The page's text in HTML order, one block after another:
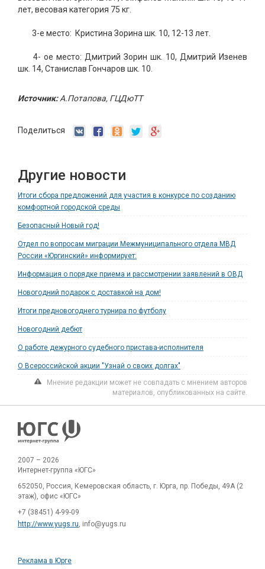
лет, весовая категория 75 кг.
3-е место: Кристина Зорина шк. 10, 12-13 лет.
4- ое место: Дмитрий Зорин шк. 10, Дмитрий Изенев
шк. 14, Станислав Гончаров шк. 10.
Источник:А.Потапова, ГЦДюТТ
Поделиться
Другие новости
Итоги сбора предложений для участия в конкурсе по созданию
комфортной городской среды
Безопасный Новый год!
Отдел по вопросам миграции Межмуниципального отдела МВД
России «Юргинский» информирует:
Информация о порядке приема и рассмотрении заявлений в ОВД
Новогодний подарок с доставкой на дом!
Итоги предновогоднего турнира по футболу
Новогодний дебют
О работе дежурного судебного пристава-исполнителя
О Всероссийской акции "Узнай о своих долгах"
Мнение редакции может не совпадать с мнением авторов
материалов, опубликованных на сайте.
2007 – 2026
Интернет-группа «ЮГС»
652050, Россия, Кемеровская область, г. Юрга, пр. Победы, 49А (2
этаж), офис «ЮГС»
+7 (38451) 4-99-09
http://www.yugs.ru , info@yugs.ru
Реклама в Юрге